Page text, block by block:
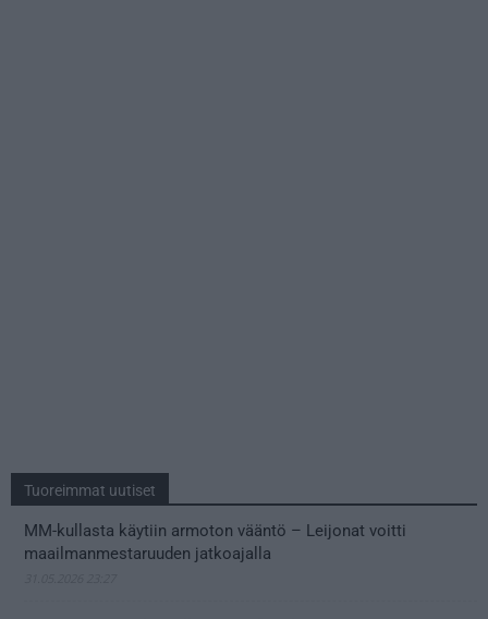
Tuoreimmat uutiset
MM-kullasta käytiin armoton vääntö – Leijonat voitti
maailmanmestaruuden jatkoajalla